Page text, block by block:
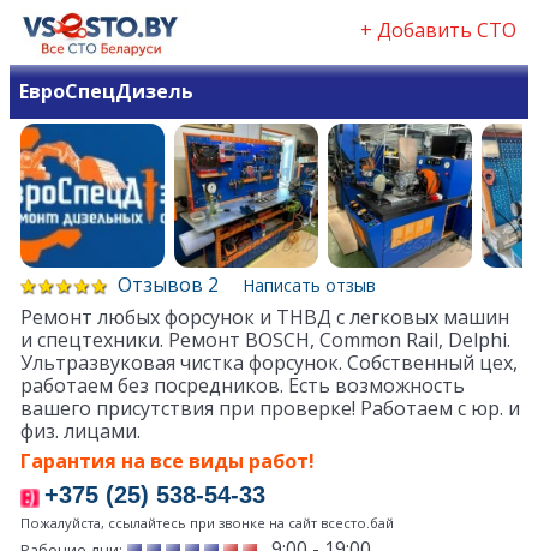
+ Добавить СТО
ЕвроСпецДизель
Отзывов 2 Написать отзыв
Ремонт любых форсунок и ТНВД с легковых машин
и спецтехники. Ремонт BOSCH, Common Rail, Delphi.
Ультразвуковая чистка форсунок. Собственный цех,
работаем без посредников. Есть возможность
вашего присутствия при проверке! Работаем с юр. и
физ. лицами.
Гарантия на все виды работ!
+375 (25) 538-54-33
Пожалуйста, ссылайтесь при звонке на сайт всесто.бай